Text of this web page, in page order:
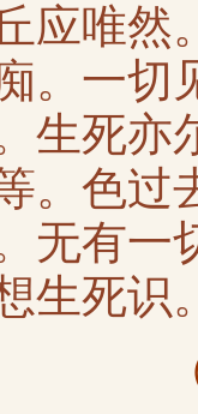
应唯然
。一切
生死亦
。色过
无有一
生死识